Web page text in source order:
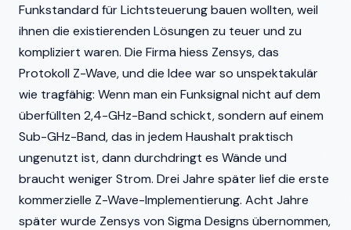
Funkstandard für Lichtsteuerung bauen wollten, weil
ihnen die existierenden Lösungen zu teuer und zu
kompliziert waren. Die Firma hiess Zensys, das
Protokoll Z-Wave, und die Idee war so unspektakulär
wie tragfähig: Wenn man ein Funksignal nicht auf dem
überfüllten 2,4-GHz-Band schickt, sondern auf einem
Sub-GHz-Band, das in jedem Haushalt praktisch
ungenutzt ist, dann durchdringt es Wände und
braucht weniger Strom. Drei Jahre später lief die erste
kommerzielle Z-Wave-Implementierung. Acht Jahre
später wurde Zensys von Sigma Designs übernommen,